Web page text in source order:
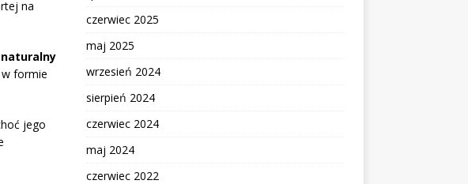
na
formie
jego
czerwiec 2025
maj 2025
wrzesień 2024
sierpień 2024
czerwiec 2024
maj 2024
czerwiec 2022